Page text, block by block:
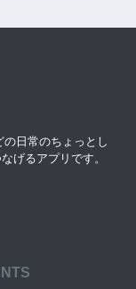
日常のちょっとし
げるアプリです。